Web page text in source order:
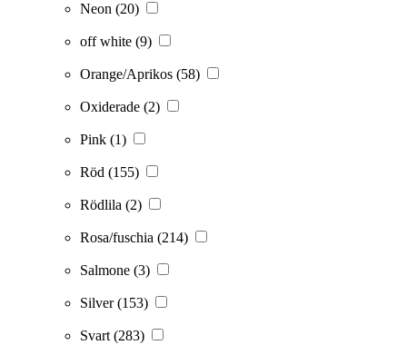
Neon (20)
off white (9)
Orange/Aprikos (58)
Oxiderade (2)
Pink (1)
Röd (155)
Rödlila (2)
Rosa/fuschia (214)
Salmone (3)
Silver(153)
Svart (283)